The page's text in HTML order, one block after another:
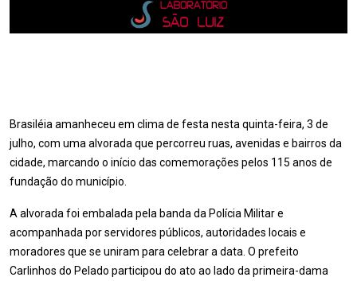
Brasiléia amanheceu em clima de festa nesta quinta-feira, 3 de
julho, com uma alvorada que percorreu ruas, avenidas e bairros da
cidade, marcando o início das comemorações pelos 115 anos de
fundação do município.
A alvorada foi embalada pela banda da Polícia Militar e
acompanhada por servidores públicos, autoridades locais e
moradores que se uniram para celebrar a data. O prefeito
Carlinhos do Pelado participou do ato ao lado da primeira-dama